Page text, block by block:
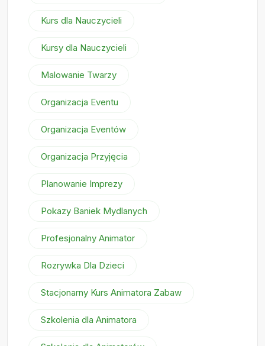
Kurs dla Nauczycieli
Kursy dla Nauczycieli
Malowanie Twarzy
Organizacja Eventu
Organizacja Eventów
Organizacja Przyjęcia
Planowanie Imprezy
Pokazy Baniek Mydlanych
Profesjonalny Animator
Rozrywka Dla Dzieci
Stacjonarny Kurs Animatora Zabaw
Szkolenia dla Animatora